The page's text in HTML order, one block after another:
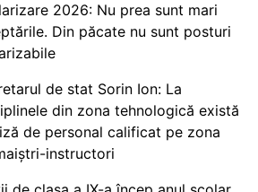
2026: Nu prea sunt mari
Din păcate nu sunt posturi
de stat Sorin Ion: La
din zona tehnologică există
de personal calificat pe zona
instructori